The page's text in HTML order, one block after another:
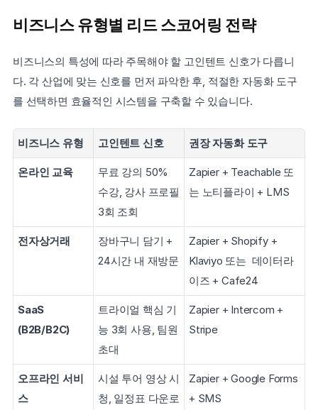
비즈니스 유형별 리드 스코어링 전략
비즈니스의 특성에 따라 주목해야 할 고인텐트 신호가 다릅니
다. 각 산업에 맞는 신호를 먼저 파악한 후, 적절한 자동화 도구
를 선택하면 효율적인 시스템을 구축할 수 있습니다.
비즈니스 유형 고인텐트 신호 권장 자동화 도구
온라인 교육
무료 강의 50%
수강, 강사 프로필
3회 조회
Zapier + Teachable 또
는 노티플라이 + LMS
전자상거래
장바구니 담기 +
24시간 내 재방문
Zapier + Shopify +
Klaviyo 또는  데이터라
이즈 + Cafe24
SaaS
(B2B/B2C)
트라이얼 핵심 기
능 3회 사용, 팀원
초대
Zapier + Intercom +
Stripe
오프라인 서비
스
시설 투어 영상 시
청, 일정표 다운로
Zapier + Google Forms
+ SMS